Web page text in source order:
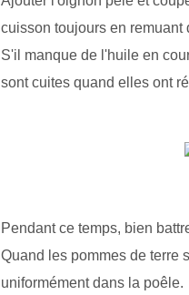
cuisson toujours en remuant
S'il manque de l'huile en
sont cuites quand elles ont
Pendant ce temps, bien
Quand les pommes de terre
uniformément dans la poêle.